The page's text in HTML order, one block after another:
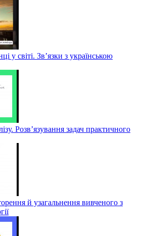
у світі. Зв’язки з українською
Розв’язування задач практичного
й узагальнення вивченого з